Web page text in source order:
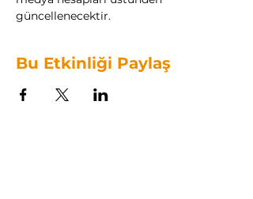
güncellenecektir.
Bu Etkinliği Paylaş